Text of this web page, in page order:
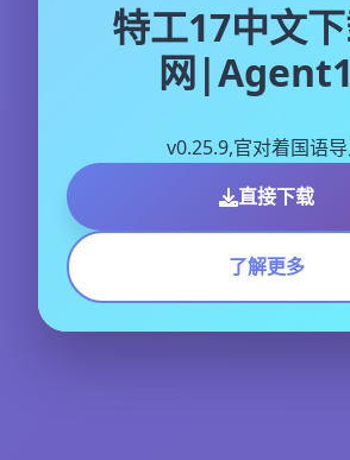
特工17中文
网
v0.25.9,官对着国语
直接下载
了解更多